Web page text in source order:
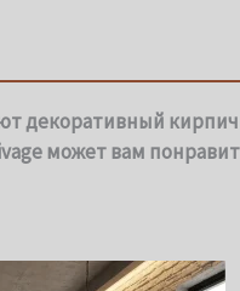
декоративный
может вам